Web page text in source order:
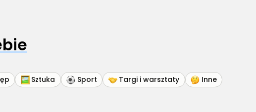
Sztuka Sport Targi i warsztaty Inne